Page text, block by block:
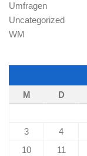
Umfragen
Uncategorized
WM
M
D
3
4
10
11